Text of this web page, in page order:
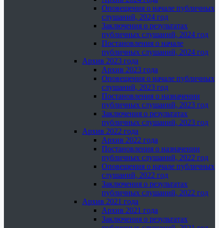
Оповещения о начале публичных
слушаний, 2024 год
Заключения о результатах
публичных слушаний, 2024 год
Постановления о начале
публичных слушаний, 2024 год
Архив 2023 года
Архив 2023 года
Оповещения о начале публичных
слушаний, 2023 год
Постановления о назначении
публичных слушаний, 2023 год
Заключения о результатах
публичных слушаний, 2023 год
Архив 2022 года
Архив 2022 года
Постановления о назначении
публичных слушаний, 2022 год
Оповещения о начале публичных
слушаний, 2022 год
Заключения о результатах
публичных слушаний, 2022 год
Архив 2021 года
Архив 2021 года
Заключения о результатах